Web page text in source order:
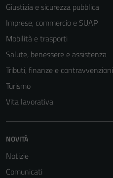
Giustizia e sicurezza pubblica
Imprese, commercio e SUAP
Mobilità e trasporti
Salute, benessere e assistenza
Tributi, finanze e contravvenzioni
Turismo
Vita lavorativa
NOVITÀ
Notizie
Comunicati